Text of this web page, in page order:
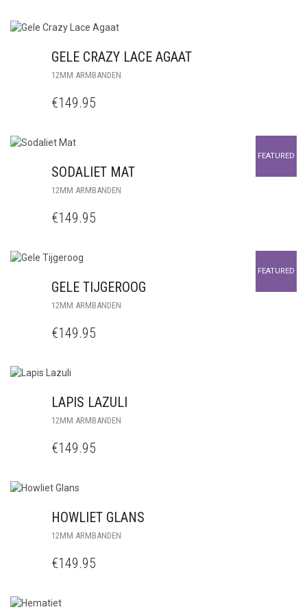
GELE CRAZY LACE AGAAT
12MM ARMBANDEN
€149.95
FEATURED
SODALIET MAT
12MM ARMBANDEN
€149.95
FEATURED
GELE TIJGEROOG
12MM ARMBANDEN
€149.95
LAPIS LAZULI
12MM ARMBANDEN
€149.95
HOWLIET GLANS
12MM ARMBANDEN
€149.95